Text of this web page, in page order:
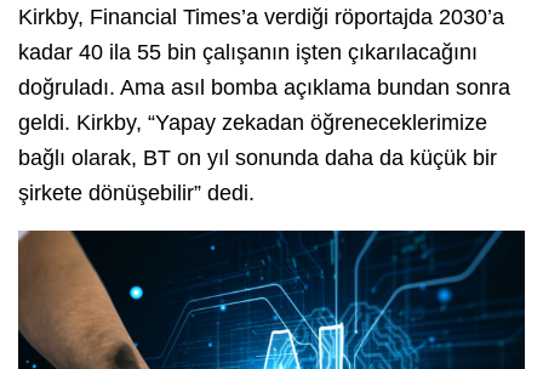
Kirkby, Financial Times’a verdiği röportajda 2030’a
kadar 40 ila 55 bin çalışanın işten çıkarılacağını
doğruladı. Ama asıl bomba açıklama bundan sonra
geldi. Kirkby, “Yapay zekadan öğreneceklerimize
bağlı olarak, BT on yıl sonunda daha da küçük bir
şirkete dönüşebilir” dedi.